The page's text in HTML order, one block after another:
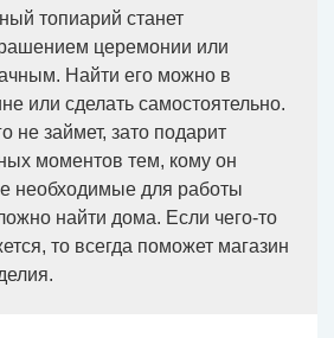
топиарий станет
церемонии или
Найти его можно в
или сделать самостоятельно.
не займет, зато подарит
моментов тем, кому он
необходимые для работы
найти дома. Если чего-то
то всегда поможет магазин